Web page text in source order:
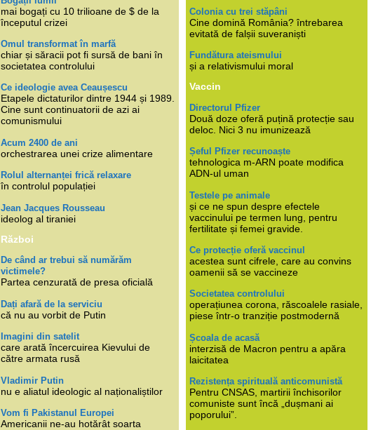
mai bogați cu 10 trilioane de $ de la
începutul crizei
Omul transformat în marfă
chiar și săracii pot fi sursă de bani în
societatea controlului
Ce ideologie avea Ceaușescu
Etapele dictaturilor dintre 1944 și 1989.
Cine sunt continuatorii de azi ai
comunismului
Acum 2400 de ani
orchestrarea unei crize alimentare
Rolul alternanței frică relaxare
în controlul populației
Jean Jacques Rousseau
ideolog al tiraniei
Război
De când ar trebui să numărăm
victimele?
Partea cenzurată de presa oficială
Dați afară de la serviciu
că nu au vorbit de Putin
Imagini din satelit
care arată încercuirea Kievului de
către armata rusă
Vladimir Putin
nu e aliatul ideologic al naționaliștilor
Vom fi Pakistanul Europei
Americanii ne-au hotărât soarta
Colonia cu trei stăpâni
Cine domină România? întrebarea
evitată de falșii suveraniști
Fundătura ateismului
și a relativismului moral
Vaccin
Directorul Pfizer
Două doze oferă puțină protecție sau
deloc. Nici 3 nu imunizează
Șeful Pfizer recunoaște
tehnologica m-ARN poate modifica
ADN-ul uman
Testele pe animale
și ce ne spun despre efectele
vaccinului pe termen lung, pentru
fertilitate și femei gravide.
Ce protecție oferă vaccinul
acestea sunt cifrele, care au convins
oamenii să se vaccineze
Societatea controlului
operațiunea corona, răscoalele rasiale,
piese într-o tranziție postmodernă
Școala de acasă
interzisă de Macron pentru a apăra
laicitatea
Rezistența spirituală anticomunistă
Pentru CNSAS, martirii închisorilor
comuniste sunt încă „dușmani ai
poporului”.